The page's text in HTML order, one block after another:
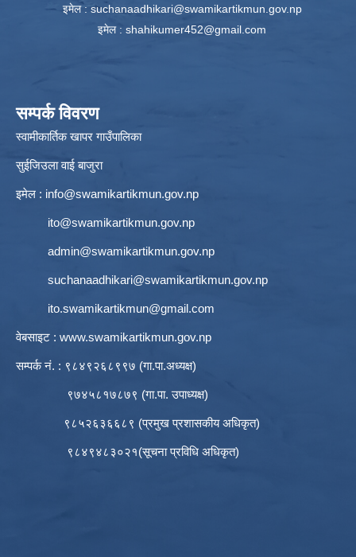
इमेल : suchanaadhikari@swamikartikmun.gov.np
इमेल : shahikumer452@gmail.com
सम्पर्क विवरण
स्वामीकार्तिक खापर गाउँपालिका
सुईजिउला वाई बाजुरा
इमेल : info@swamikartikmun.gov.np
ito@swamikartikmun.gov.np
admin@swamikartikmun.gov.np
suchanaadhikari@swamikartikmun.gov.np
ito.swamikartikmun@gmail.com
वेबसाइट : www.swamikartikmun.gov.np
सम्पर्क नं. : ९८४९२६८९९७ (गा.पा.अध्यक्ष)
९७४५८१७८७९ (गा.पा. उपाध्यक्ष)
९८५२६३६६८९ (प्रमुख प्रशासकीय अधिकृत)
९८४९४८३०२१(सूचना प्रविधि अधिकृत)